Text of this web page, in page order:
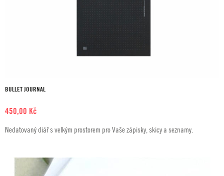
BULLET JOURNAL
450,00 Kč
Nedatovaný diář s velkým prostorem pro Vaše zápisky, skicy a seznamy.